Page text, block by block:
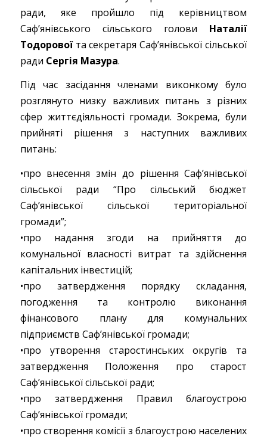
ради, яке пройшло під керівництвом
Саф’янівського сільського голови Наталії
Тодоровоїта секретаря Саф’янівської сільської
ради Сергія Мазура.
Під час засідання членами виконкому було
розглянуто низку важливих питань з різних
сфер життєдіяльності громади. Зокрема, були
прийняті рішення з наступних важливих
питань:
•про внесення змін до рішення Саф’янівської
сільської ради “Про сільський бюджет
Саф’янівської сільської територіальної
громади”;
•про надання згоди на прийняття до
комунальної власності витрат та здійснення
капітальних інвестицій;
•про затвердження порядку складання,
погодження та контролю виконання
фінансового плану для комунальних
підприємств Саф’янівської громади;
•про утворення старостинських округів та
затвердження Положення про старост
Саф’янівської сільської ради;
•про затвердження Правил благоустрою
Саф’янівської громади;
•про створення комісії з благоустрою населених